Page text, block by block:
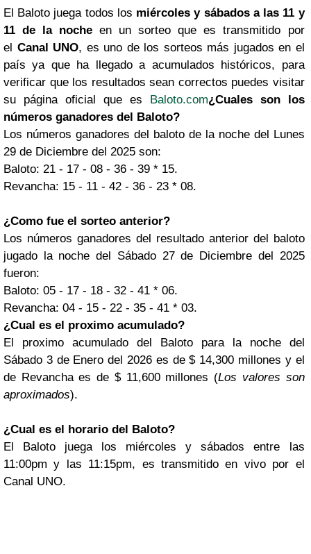
El Baloto juega todos los miércoles y sábados a las 11 y
11 de la noche en un sorteo que es transmitido por
el Canal UNO, es uno de los sorteos más jugados en el
país ya que ha llegado a acumulados históricos, para
verificar que los resultados sean correctos puedes visitar
su página oficial que es Baloto.com¿Cuales son los
números ganadores del Baloto?
Los números ganadores del baloto de la noche del Lunes
29 de Diciembre del 2025 son:
Baloto: 21 - 17 - 08 - 36 - 39 * 15.
Revancha: 15 - 11 - 42 - 36 - 23 * 08.
¿Como fue el sorteo anterior?
Los números ganadores del resultado anterior del baloto
jugado la noche del Sábado 27 de Diciembre del 2025
fueron:
Baloto: 05 - 17 - 18 - 32 - 41 * 06.
Revancha: 04 - 15 - 22 - 35 - 41 * 03.
¿Cual es el proximo acumulado?
El proximo acumulado del Baloto para la noche del
Sábado 3 de Enero del 2026 es de $ 14,300 millones y el
de Revancha es de $ 11,600 millones (Los valores son
aproximados).
¿Cual es el horario del Baloto?
El Baloto juega los miércoles y sábados entre las
11:00pm y las 11:15pm, es transmitido en vivo por el
Canal UNO.